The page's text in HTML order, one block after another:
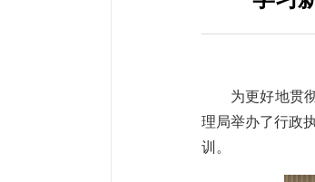
为更好地贯
理局举办了行政
训。